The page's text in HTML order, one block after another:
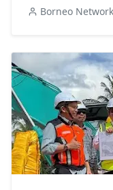
Borneo Network